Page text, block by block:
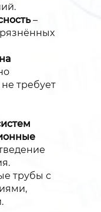
–
требует
трубы с